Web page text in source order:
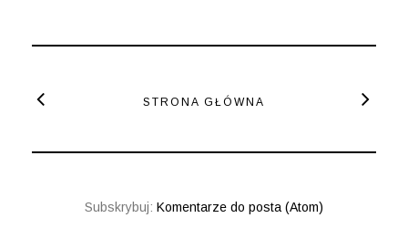
STRONA GŁÓWNA
Subskrybuj: Komentarze do posta (Atom)